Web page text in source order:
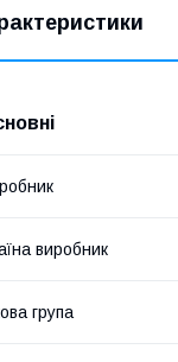
виробник
група